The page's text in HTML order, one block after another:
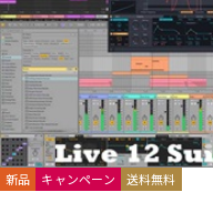
中古
HEAVYOCITY
HEiL SOUND
iConnectivity
IK
IMAGE LINE SOFTWARE
iZotope
K-N
KAWAI KAWAII
Klevgrand
KORG
新品 キャンペーン 送料無料